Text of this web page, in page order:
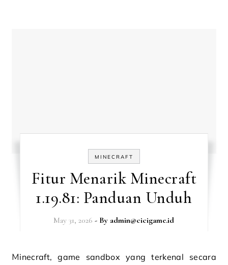
MINECRAFT
Fitur Menarik Minecraft
1.19.81: Panduan Unduh
May 31, 2026 - By admin@cicigame.id
Minecraft, game sandbox yang terkenal secara